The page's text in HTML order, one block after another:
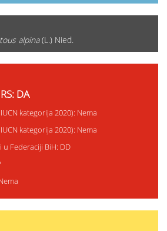
alpina(L.) Nied.
DA
kategorija 2020): Nema
kategorija 2020): Nema
Federaciji BiH: DD